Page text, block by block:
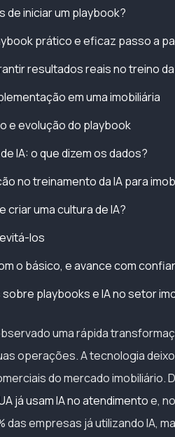
de iniciar um playbook?
prático e eficaz passo a
resultados reais no treino da
em uma imobiliária
e evolução do playbook
IA: o que dizem os dados?
no treinamento da IA para
criar uma cultura de IA?
los
o básico, e avance com
playbooks e IA no setor
uma rápida
operações. A tecnologia
do mercado imobiliário.
já usam IA no atendimentoe,
das empresas já utilizando IA,